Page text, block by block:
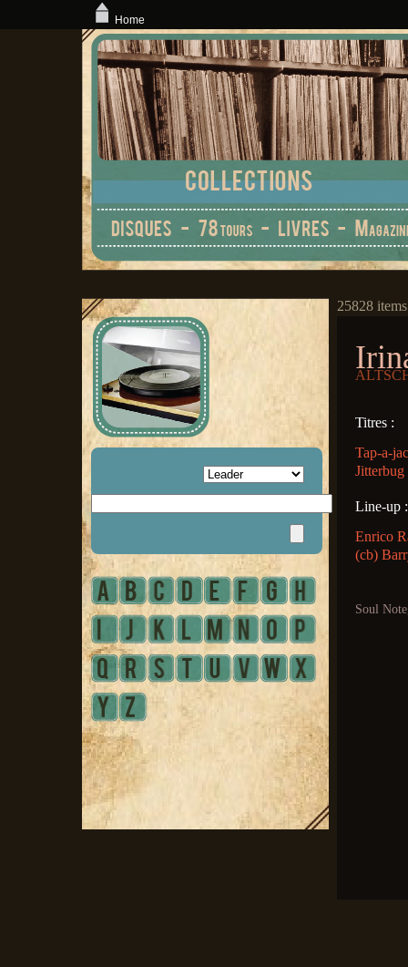
25828 items
Titres :
Tap-a-
Line-up :
Enrico
(cb)
Soul
Home